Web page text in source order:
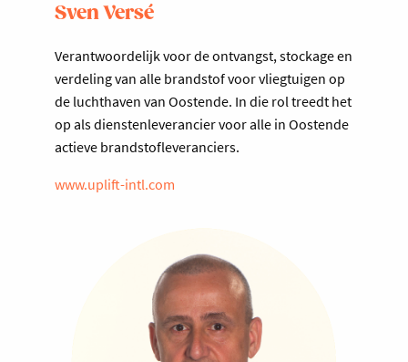
Sven Versé
Verantwoordelijk voor de ontvangst, stockage en
verdeling van alle brandstof voor vliegtuigen op
de luchthaven van Oostende. In die rol treedt het
op als dienstenleverancier voor alle in Oostende
actieve brandstofleveranciers.
www.uplift-intl.com